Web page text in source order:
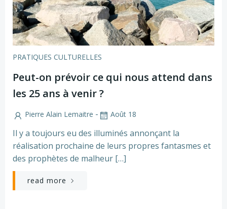
PRATIQUES CULTURELLES
Peut-on prévoir ce qui nous attend dans
les 25 ans à venir ?
Pierre Alain Lemaitre - Août 18
Il y a toujours eu des illuminés annonçant la
réalisation prochaine de leurs propres fantasmes et
des prophètes de malheur […]
read more